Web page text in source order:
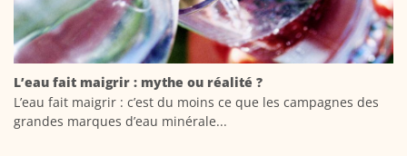
L’eau fait maigrir : mythe ou réalité ?
L’eau fait maigrir : c’est du moins ce que les campagnes des
grandes marques d’eau minérale...